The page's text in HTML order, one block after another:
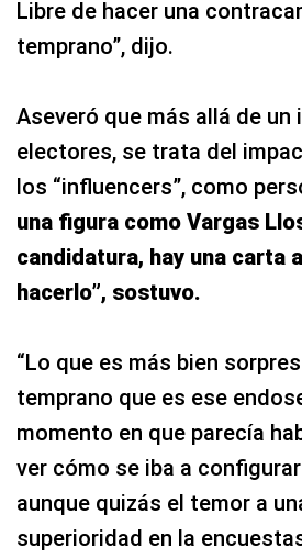
Libre de hacer una
temprano”, dijo.
Aseveró que más allá de un
electores, se trata del
los “influencers”, como
una figura como Vargas
candidatura, hay una carta
hacerlo”, sostuvo.
“Lo que es más bien
temprano que es ese
momento en que parecía
ver cómo se iba a
aunque quizás el temor a
superioridad en la